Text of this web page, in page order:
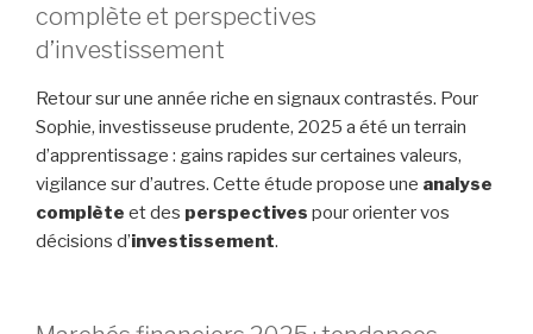
complète et perspectives
d’investissement
Retour sur une année riche en signaux contrastés. Pour
Sophie, investisseuse prudente, 2025 a été un terrain
d’apprentissage : gains rapides sur certaines valeurs,
vigilance sur d’autres. Cette étude propose une analyse
complète et des perspectives pour orienter vos
décisions d’investissement.